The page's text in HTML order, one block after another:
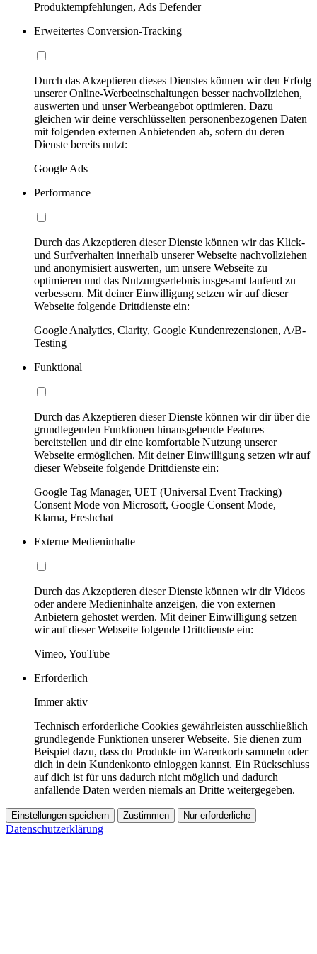
Produktempfehlungen, Ads Defender
Erweitertes Conversion-Tracking
Durch das Akzeptieren dieses Dienstes können wir den Erfolg
unserer Online-Werbeeinschaltungen besser nachvollziehen,
auswerten und unser Werbeangebot optimieren. Dazu
gleichen wir deine verschlüsselten personenbezogenen Daten
mit folgenden externen Anbietenden ab, sofern du deren
Dienste bereits nutzt:
Google Ads
Performance
Durch das Akzeptieren dieser Dienste können wir das Klick-
und Surfverhalten innerhalb unserer Webseite nachvollziehen
und anonymisiert auswerten, um unsere Webseite zu
optimieren und das Nutzungserlebnis insgesamt laufend zu
verbessern. Mit deiner Einwilligung setzen wir auf dieser
Webseite folgende Drittdienste ein:
Google Analytics, Clarity, Google Kundenrezensionen, A/B-
Testing
Funktional
Durch das Akzeptieren dieser Dienste können wir dir über die
grundlegenden Funktionen hinausgehende Features
bereitstellen und dir eine komfortable Nutzung unserer
Webseite ermöglichen. Mit deiner Einwilligung setzen wir auf
dieser Webseite folgende Drittdienste ein:
Google Tag Manager, UET (Universal Event Tracking)
Consent Mode von Microsoft, Google Consent Mode,
Klarna, Freshchat
Externe Medieninhalte
Durch das Akzeptieren dieser Dienste können wir dir Videos
oder andere Medieninhalte anzeigen, die von externen
Anbietern gehostet werden. Mit deiner Einwilligung setzen
wir auf dieser Webseite folgende Drittdienste ein:
Vimeo, YouTube
Erforderlich
Immer aktiv
Technisch erforderliche Cookies gewährleisten ausschließlich
grundlegende Funktionen unserer Webseite. Sie dienen zum
Beispiel dazu, dass du Produkte im Warenkorb sammeln oder
dich in dein Kundenkonto einloggen kannst. Ein Rückschluss
auf dich ist für uns dadurch nicht möglich und dadurch
anfallende Daten werden niemals an Dritte weitergegeben.
Einstellungen speichern Zustimmen Nur erforderliche
Datenschutzerklärung